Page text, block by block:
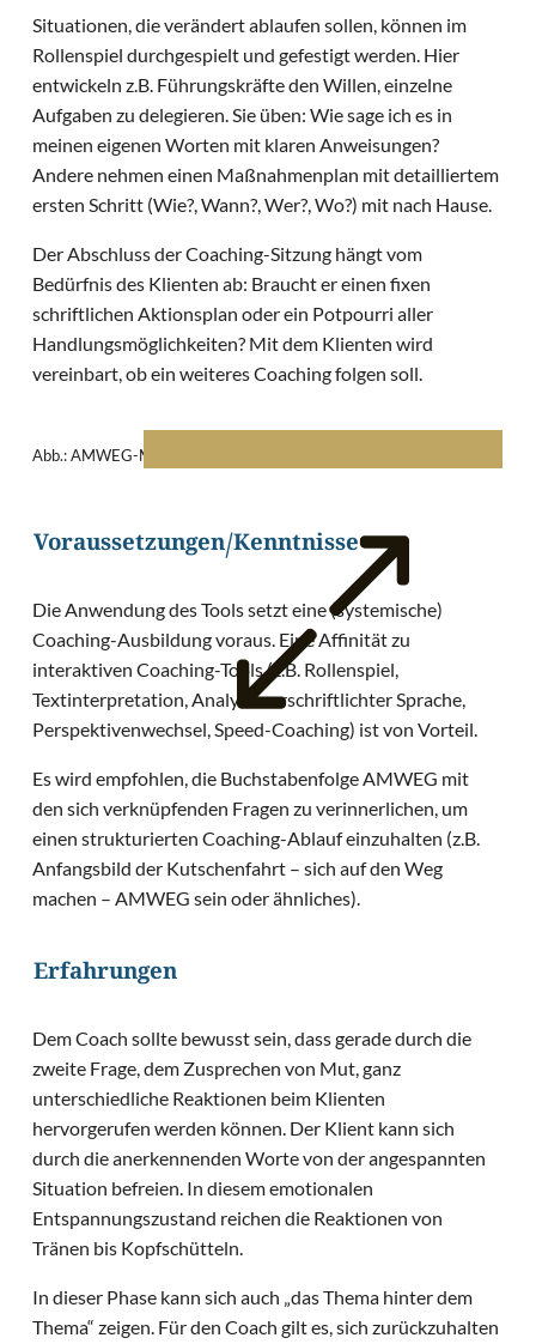
Situationen, die verändert ablaufen sollen, können im
Rollenspiel durchgespielt und gefestigt werden. Hier
entwickeln z.B. Führungskräfte den Willen, einzelne
Aufgaben zu delegieren. Sie üben: Wie sage ich es in
meinen eigenen Worten mit klaren Anweisungen?
Andere nehmen einen Maßnahmenplan mit detailliertem
ersten Schritt (Wie?, Wann?, Wer?, Wo?) mit nach Hause.
Der Abschluss der Coaching-Sitzung hängt vom
Bedürfnis des Klienten ab: Braucht er einen fixen
schriftlichen Aktionsplan oder ein Potpourri aller
Handlungsmöglichkeiten? Mit dem Klienten wird
vereinbart, ob ein weiteres Coaching folgen soll.
Abb.: AMWEG-Modell
Voraussetzungen/Kenntnisse
Die Anwendung des Tools setzt eine (systemische)
Coaching-Ausbildung voraus. Eine Affinität zu
interaktiven Coaching-Tools (z.B. Rollenspiel,
Textinterpretation, Analyse verschriftlichter Sprache,
Perspektivenwechsel, Speed-Coaching) ist von Vorteil.
Es wird empfohlen, die Buchstabenfolge AMWEG mit
den sich verknüpfenden Fragen zu verinnerlichen, um
einen strukturierten Coaching-Ablauf einzuhalten (z.B.
Anfangsbild der Kutschenfahrt – sich auf den Weg
machen – AMWEG sein oder ähnliches).
Erfahrungen
Dem Coach sollte bewusst sein, dass gerade durch die
zweite Frage, dem Zusprechen von Mut, ganz
unterschiedliche Reaktionen beim Klienten
hervorgerufen werden können. Der Klient kann sich
durch die anerkennenden Worte von der angespannten
Situation befreien. In diesem emotionalen
Entspannungszustand reichen die Reaktionen von
Tränen bis Kopfschütteln.
In dieser Phase kann sich auch „das Thema hinter dem
Thema“ zeigen. Für den Coach gilt es, sich zurückzuhalten